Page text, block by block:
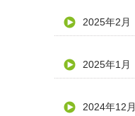
2025年2月
2025年1月
2024年12月